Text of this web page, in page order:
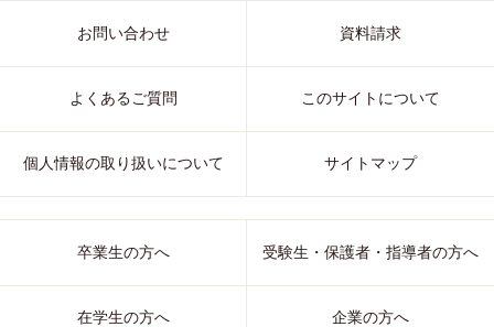
お問い合わせ 資料請求
よくあるご質問 このサイトについて
個人情報の取り扱いについて サイトマップ
卒業生の方へ 受験生・保護者・指導者の方へ
在学生の方へ 企業の方へ